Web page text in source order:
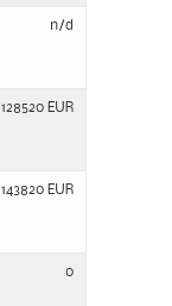
n/d
128520 EUR
143820 EUR
0